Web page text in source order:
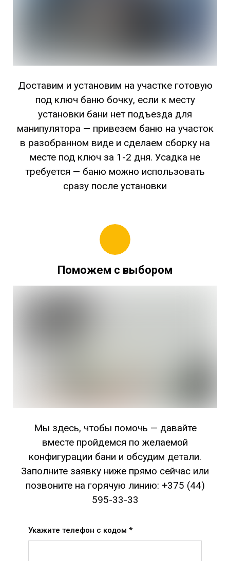
Доставим и установим на участке готовую
под ключ баню бочку, если к месту
установки бани нет подъезда для
манипулятора — привезем баню на участок
в разобранном виде и сделаем сборку на
месте под ключ за 1-2 дня. Усадка не
требуется — баню можно использовать
сразу после установки
Поможем с выбором
Мы здесь, чтобы помочь — давайте
вместе пройдемся по желаемой
конфигурации бани и обсудим детали.
Заполните заявку ниже прямо сейчас или
позвоните на горячую линию: +375 (44)
595-33-33
Укажите телефон с кодом *